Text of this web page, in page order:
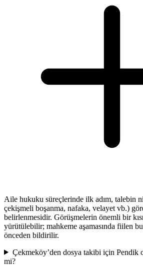
Aile hukuku süreçlerinde ilk adım, talebin
çekişmeli boşanma, nafaka, velayet vb.)
belirlenmesidir. Görüşmelerin önemli bir
yürütülebilir; mahkeme aşamasında fiilen
önceden bildirilir.
Çekmeköy’den dosya takibi için Pendik
mi?